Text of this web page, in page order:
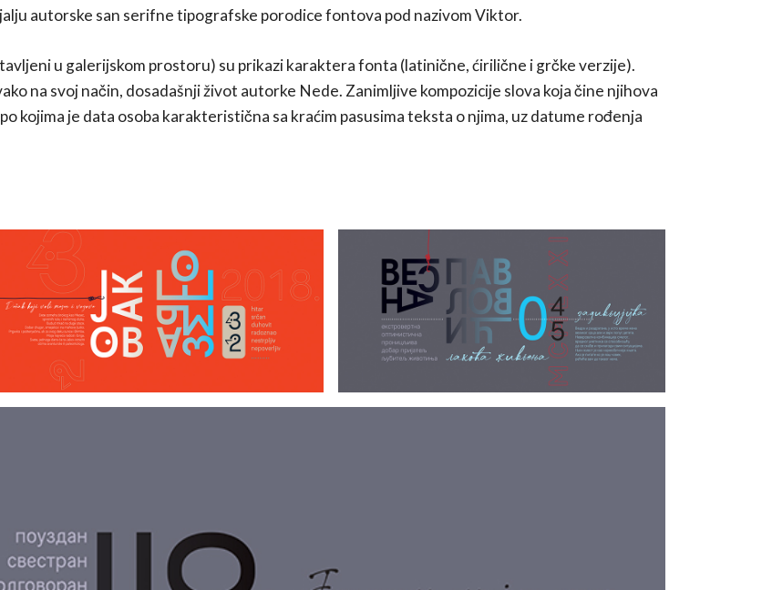
autorske san serifne tipografske porodice fontova pod nazivom Viktor.
u galerijskom prostoru) su prikazi karaktera fonta (latinične, ćirilične i grčke verzije).
na svoj način, dosadašnji život autorke Nede. Zanimljive kompozicije slova koja čine njihova
kojima je data osoba karakteristična sa kraćim pasusima teksta o njima, uz datume rođenja